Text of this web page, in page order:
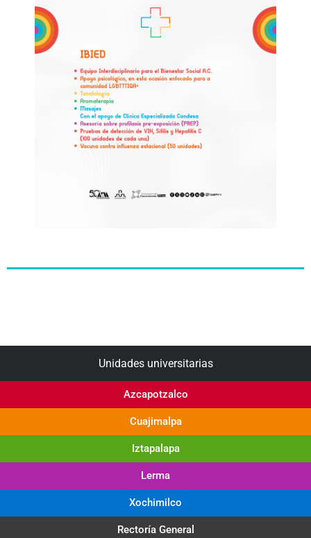
Unidades universitarias
Azcapotzalco
Cuajimalpa
Iztapalapa
Lerma
Xochimilco
Rectoría General